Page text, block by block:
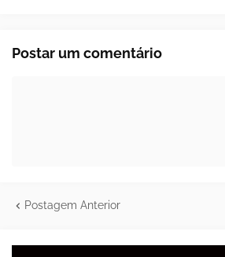
Postar um comentário
Postagem Anterior